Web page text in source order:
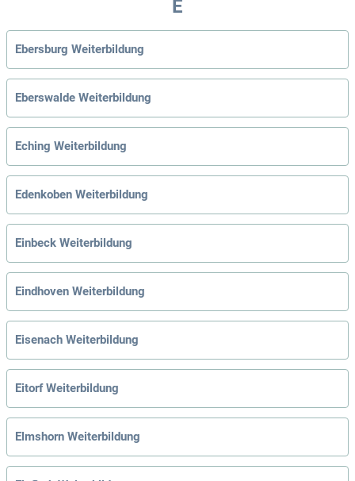
E
Ebersburg Weiterbildung
Eberswalde Weiterbildung
Eching Weiterbildung
Edenkoben Weiterbildung
Einbeck Weiterbildung
Eindhoven Weiterbildung
Eisenach Weiterbildung
Eitorf Weiterbildung
Elmshorn Weiterbildung